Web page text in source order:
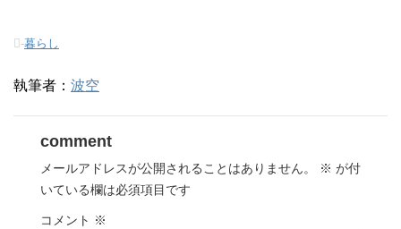
-暮らし
執筆者： 波空
comment
メールアドレスが公開されることはありません。 ※ が付
いている欄は必須項目です
コメント ※